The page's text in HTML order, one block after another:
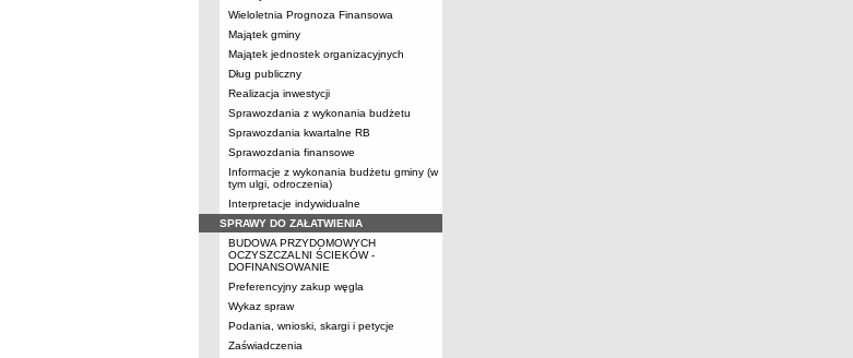
Wieloletnia Prognoza Finansowa
Majątek gminy
Majątek jednostek organizacyjnych
Dług publiczny
Realizacja inwestycji
Sprawozdania z wykonania budżetu
Sprawozdania kwartalne RB
Sprawozdania finansowe
Informacje z wykonania budżetu gminy (w
tym ulgi, odroczenia)
Interpretacje indywidualne
SPRAWY DO ZAŁATWIENIA
BUDOWA PRZYDOMOWYCH
OCZYSZCZALNI ŚCIEKÓW -
DOFINANSOWANIE
Preferencyjny zakup węgla
Wykaz spraw
Podania, wnioski, skargi i petycje
Zaświadczenia